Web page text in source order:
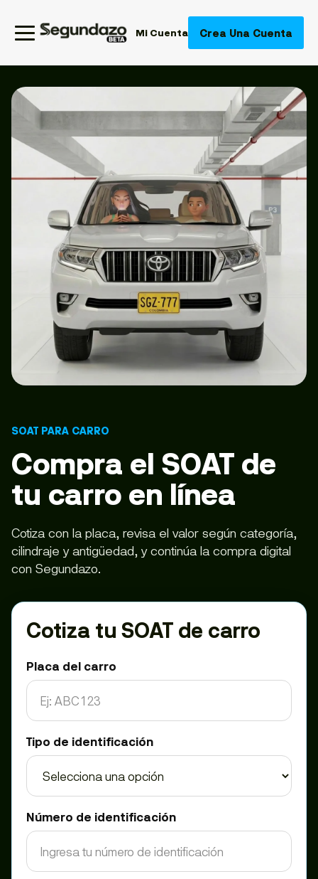
Mi Cuenta Crea Una Cuenta
SOAT PARA CARRO
Compra el SOAT de
tu carro en línea
Cotiza con la placa, revisa el valor según categoría,
cilindraje y antigüedad, y continúa la compra digital
con Segundazo.
Cotiza tu SOAT de carro
Placa del carro
Tipo de identificación
Número de identificación